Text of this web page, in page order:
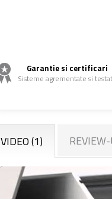
Garantie si certificari
Sisteme agrementate si
VIDEO(1)